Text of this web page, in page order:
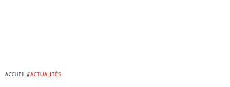
ACCUEIL//ACTUALITÉS